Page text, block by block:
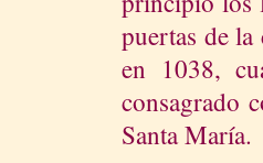
puertas de
en 1038,
consagrado
Santa María.